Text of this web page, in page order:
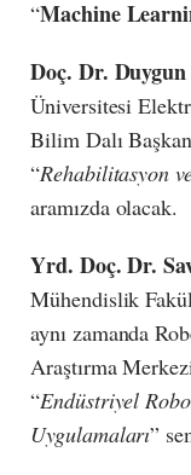
“Machine
Doç. Dr.
Üniversitesi
Bilim Dalı Başkan
“Rehabilitasyon
aramızda olacak.
Yrd. Doç. Dr.
Mühendislik
aynı zamanda
Araştırma
“Endüstriyel
Uygulamaları”